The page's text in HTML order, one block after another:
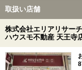
取扱い店舗
株式会社エリアリサーチ
ハウスモ不動産 天王寺